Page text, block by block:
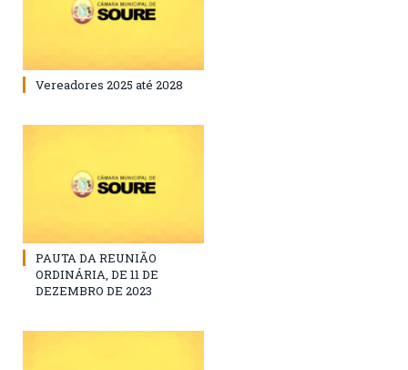
Vereadores 2025 até 2028
PAUTA DA REUNIÃO
ORDINÁRIA, DE 11 DE
DEZEMBRO DE 2023